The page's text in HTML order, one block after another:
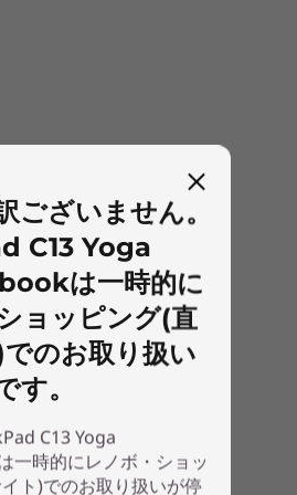
ティ
6に対応。多数のデバイス
ットワーク上でも、高速で信
能です。さらに、4つのUSB
ポートを備えているので、ど
スに接続することができま
ズによる選択）
イス*1
リックパッド
×高さ)*2
ック、を含む)*2
ッテリー (固定式)
ございません。
C13 Yoga
は一時的に
ョッピング(直
のお取り扱い
す。
C13 Yoga
一時的にレノボ・ショッ
ト)でのお取り扱いが停